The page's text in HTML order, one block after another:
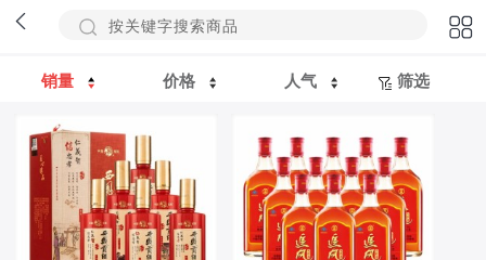
销量 价格 人气 筛选